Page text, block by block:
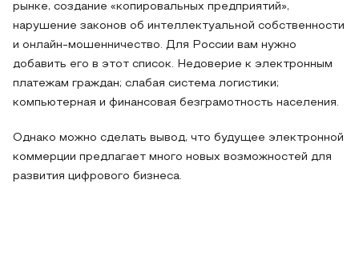
рынке, создание «копировальных предприятий»,
нарушение законов об интеллектуальной собственности
и онлайн-мошенничество. Для России вам нужно
добавить его в этот список. Недоверие к электронным
платежам граждан; слабая система логистики;
компьютерная и финансовая безграмотность населения.
Однако можно сделать вывод, что будущее электронной
коммерции предлагает много новых возможностей для
развития цифрового бизнеса.